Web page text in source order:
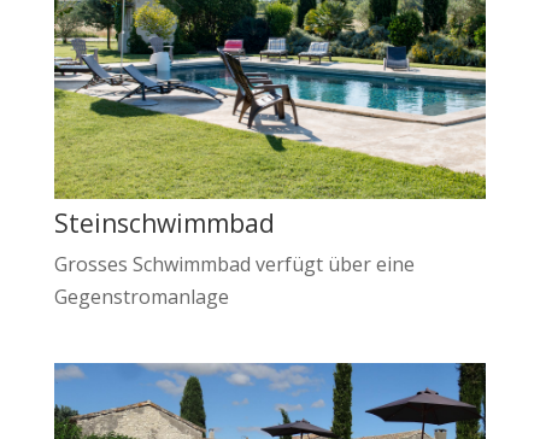
Steinschwimmbad
Grosses Schwimmbad verfügt über eine
Gegenstromanlage